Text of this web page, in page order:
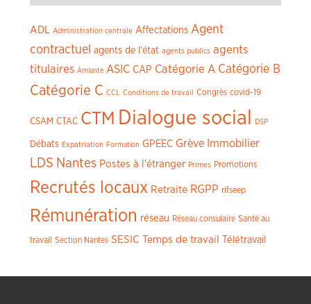
ADL Administration centrale Affectations Agent
contractuel agents de l'état agents publics agents
titulaires Amiante ASIC CAP Catégorie A Catégorie B
Catégorie C CCL Conditions de travail Congrès covid-19
CSAM CTAC CTM Dialogue social DSP
Débats Expatriation Formation GPEEC Grève Immobilier
LDS Nantes Postes à l'étranger Primes Promotions
Recrutés locaux Retraite RGPP rifseep
Rémunération réseau Réseau consulaire Santé au
travail Section Nantes SESIC Temps de travail Télétravail